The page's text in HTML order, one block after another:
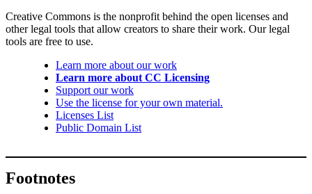
Creative Commons is the nonprofit behind the open licenses and
other legal tools that allow creators to share their work. Our legal
tools are free to use.
Learn more about our work
Learn more about CC Licensing
Support our work
Use the license for your own material.
Licenses List
Public Domain List
Footnotes